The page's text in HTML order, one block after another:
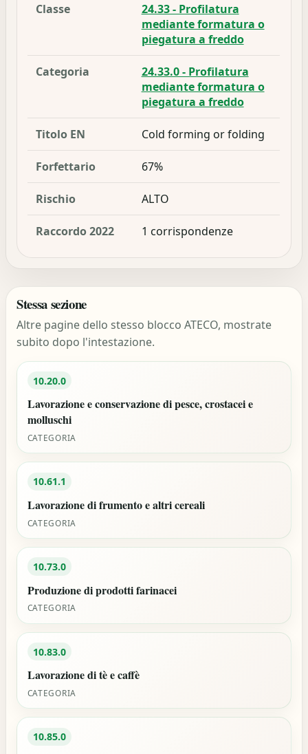
Classe
24.33 - Profilatura
mediante formatura o
piegatura a freddo
Categoria
24.33.0 - Profilatura
mediante formatura o
piegatura a freddo
Titolo EN Cold forming or folding
Forfettario 67%
Rischio ALTO
Raccordo 2022 1 corrispondenze
Stessa sezione
Altre pagine dello stesso blocco ATECO, mostrate
subito dopo l'intestazione.
10.20.0
Lavorazione e conservazione di pesce, crostacei e
molluschi
CATEGORIA
10.61.1
Lavorazione di frumento e altri cereali
CATEGORIA
10.73.0
Produzione di prodotti farinacei
CATEGORIA
10.83.0
Lavorazione di tè e caffè
CATEGORIA
10.85.0